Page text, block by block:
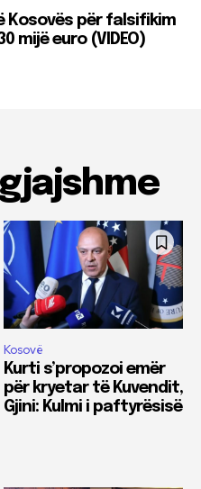
Kosovës për falsifikim
mijë euro (VIDEO)
Kosovë
Kurti s’propozoi emër
për kryetar të Kuvendit,
Gjini: Kulmi i paftyrësisë